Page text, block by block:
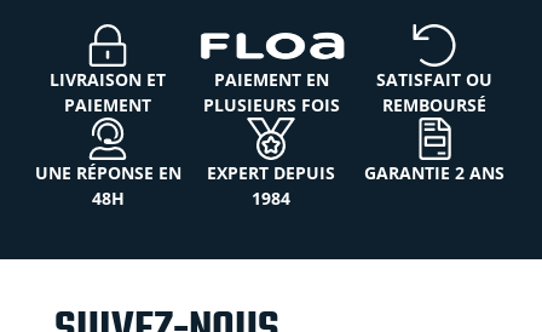
LIVRAISON ET
PAIEMENT
PAIEMENT EN
PLUSIEURS FOIS
SATISFAIT OU
REMBOURSÉ
UNE RÉPONSE EN
48H
EXPERT DEPUIS
1984
GARANTIE 2 ANS